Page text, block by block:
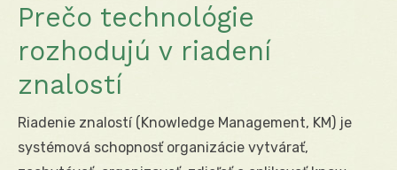
Prečo technológie
rozhodujú v riadení
znalostí
Riadenie znalostí (Knowledge Management, KM) je
systémová schopnosť organizácie vytvárať,